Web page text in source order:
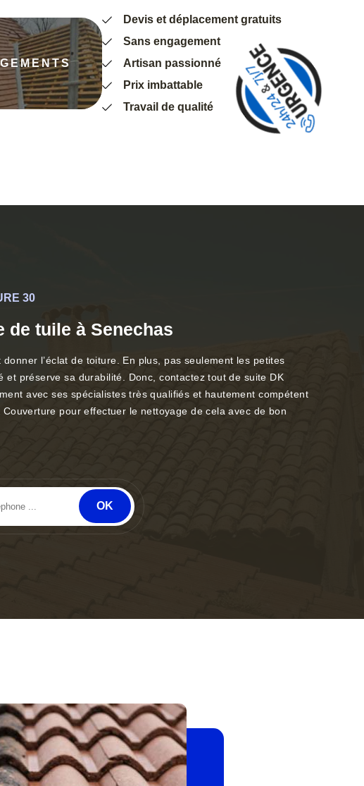
Devis et déplacement gratuits
Sans engagement
Artisan passionné
Prix imbattable
Travail de qualité
30
tuile à Senechas
l’éclat de toiture. En plus, pas seulement les petites
préserve sa durabilité. Donc, contactez tout de suite DK
avec ses spécialistes très qualifiés et hautement compétent
pour effectuer le nettoyage de cela avec de bon